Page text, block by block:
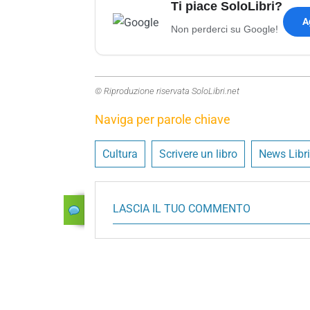
Ti piace SoloLibri?
Non perderci su Google!
© Riproduzione riservata SoloLibri.net
Naviga per parole chiave
Cultura Scrivere un libro News Libri
LASCIA IL TUO COMMENTO